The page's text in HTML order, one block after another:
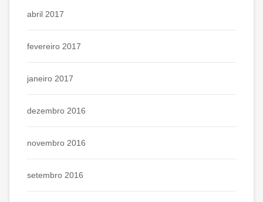
abril 2017
fevereiro 2017
janeiro 2017
dezembro 2016
novembro 2016
setembro 2016